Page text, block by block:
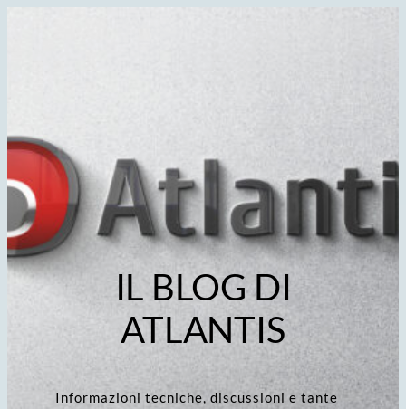
IL BLOG DI
ATLANTIS
Informazioni tecniche, discussioni e tante